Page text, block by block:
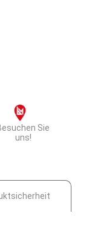
Sie
uns!